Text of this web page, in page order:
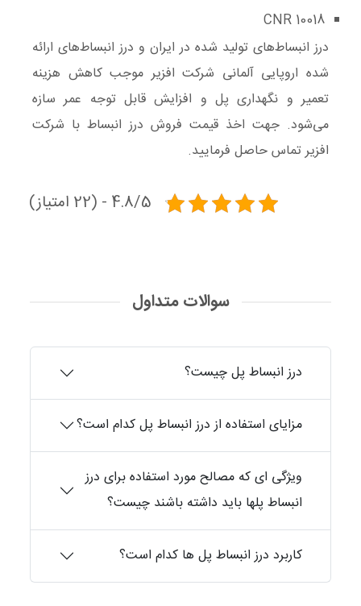
CNR 10018
درز انبساط‌های تولید شده در ایران و درز انبساط‌های ارائه
شده اروپایی آلمانی شرکت افزیر موجب کاهش هزینه
تعمیر و نگهداری پل و افزایش قابل ‌توجه عمر سازه
می‌شود. جهت اخذ قیمت فروش درز انبساط با شرکت
افزیر تماس حاصل فرمایید.
4.8/5 - (22 امتیاز)
سوالات متداول
درز انبساط پل چیست؟
مزایای استفاده از درز انبساط پل کدام است؟
ویژگی ای که مصالح مورد استفاده برای درز
انبساط پلها باید داشته باشند چیست؟
کاربرد درز انبساط پل ها کدام است؟